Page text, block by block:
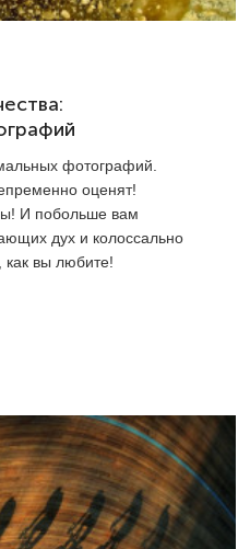
фотографий.
оценят!
И побольше вам
дух и колоссально
как вы любите!